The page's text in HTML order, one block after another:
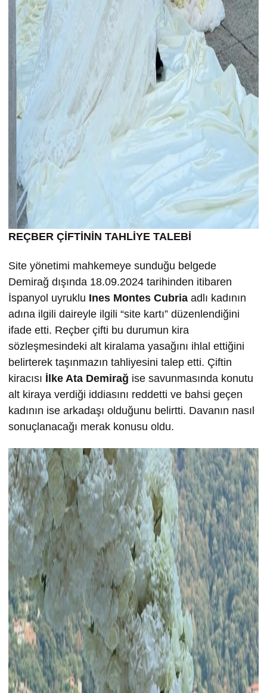
REÇBER ÇİFTİNİN TAHLİYE TALEBİ
Site yönetimi mahkemeye sunduğu belgede
Demirağ dışında 18.09.2024 tarihinden itibaren
İspanyol uyruklu Ines Montes Cubria adlı kadının
adına ilgili daireyle ilgili “site kartı” düzenlendiğini
ifade etti. Reçber çifti bu durumun kira
sözleşmesindeki alt kiralama yasağını ihlal ettiğini
belirterek taşınmazın tahliyesini talep etti. Çiftin
kiracısı İlke Ata Demirağ ise savunmasında konutu
alt kiraya verdiği iddiasını reddetti ve bahsi geçen
kadının ise arkadaşı olduğunu belirtti. Davanın nasıl
sonuçlanacağı merak konusu oldu.